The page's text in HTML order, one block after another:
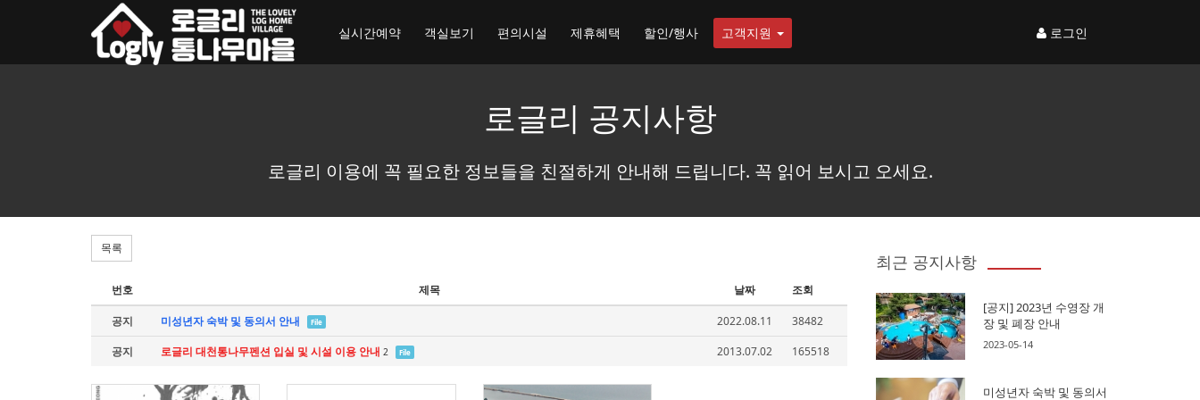
toggle_navigation
실시간예약
객실보기 편의시설 제휴혜택 할인/행사 고객지원 로그인
로글리 공지사항
로글리 이용에 꼭 필요한 정보들을 친절하게 안내해 드립니다. 꼭 읽어 보시고 오세요.
목록
번호 제목 날짜 조회
공지 미성년자 숙박 및 동의서 안내 File 2022.08.11
38482
공지
로글리 대천통나무펜션 입실 및 시설 이용 안내 2 File 2013.07.02 165518
최근 공지사항
[공지] 2023년 수영장 개
장 및 폐장 안내
2023-05-14
미성년자 숙박 및 동의서